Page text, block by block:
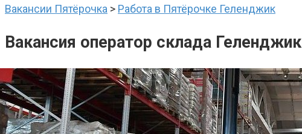
Вакансии Пятёрочка > Работа в Пятёрочке Геленджик
Вакансия оператор склада Геленджик